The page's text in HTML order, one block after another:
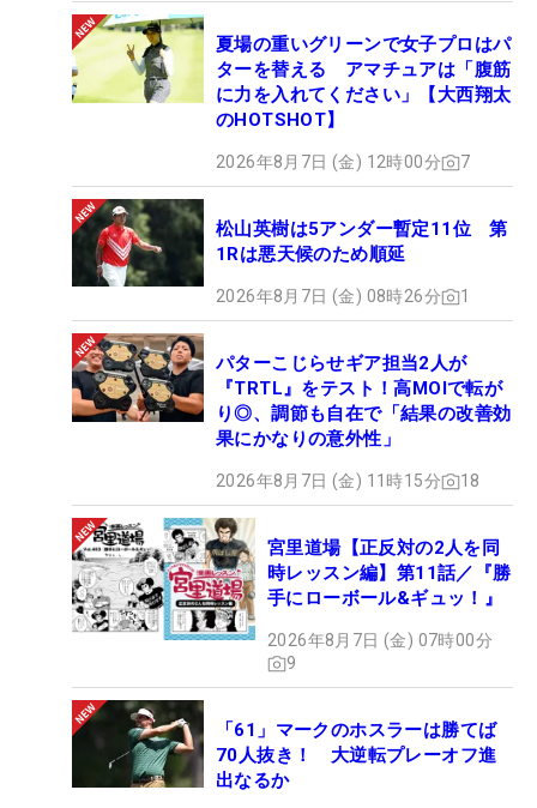
夏場の重いグリーンで女子プロはパ
ターを替える アマチュアは「腹筋
に力を入れてください」【大西翔太
のHOTSHOT】
2026年8月7日 (金) 12時00分 7
松山英樹は5アンダー暫定11位 第
1Rは悪天候のため順延
2026年8月7日 (金) 08時26分 1
パターこじらせギア担当2人が
『TRTL』をテスト！高MOIで転が
り◎、調節も自在で「結果の改善効
果にかなりの意外性」
2026年8月7日 (金) 11時15分 18
宮里道場【正反対の2人を同
時レッスン編】第11話／『勝
手にローボール&ギュッ！』
2026年8月7日 (金) 07時00分
9
「61」マークのホスラーは勝てば
70人抜き！ 大逆転プレーオフ進
出なるか